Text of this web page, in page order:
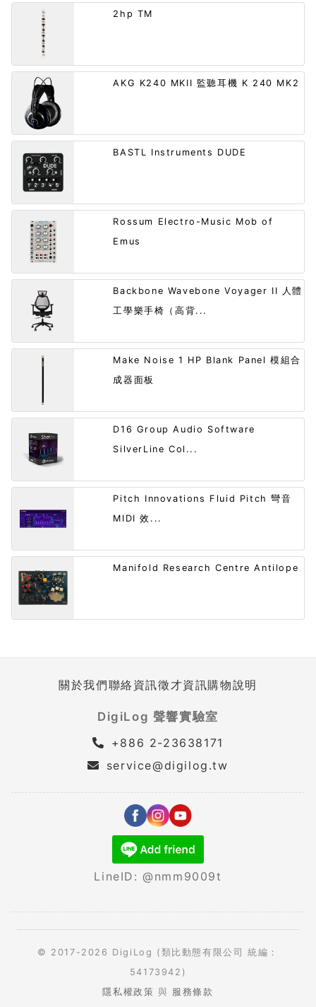
2hp TM
AKG K240 MKII 監聽耳機 K 240 MK2
BASTL Instruments DUDE
Rossum Electro-Music Mob of
Emus
Backbone Wavebone Voyager II 人體
工學樂手椅（高背...
Make Noise 1 HP Blank Panel 模組合
成器面板
D16 Group Audio Software
SilverLine Col...
Pitch Innovations Fluid Pitch 彎音
MIDI 效...
Manifold Research Centre Antilope
關於我們聯絡資訊徵才資訊購物說明
DigiLog 聲響實驗室
+886 2-23638171
service@digilog.tw
LineID: @nmm9009t
© 2017-2026 DigiLog (類比動態有限公司 統編：
54173942)
隱私權政策 與 服務條款